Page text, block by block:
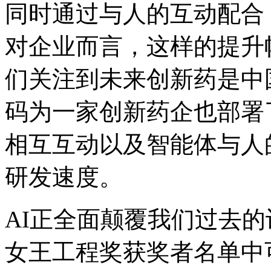
同时通过与人的互动配合
对企业而言，这样的提
们关注到未来创新药是中
码为一家创新药企也部署
相互互动以及智能体与人
研发速度。
AI正全面颠覆我们过去
女王工程奖获奖者名单中